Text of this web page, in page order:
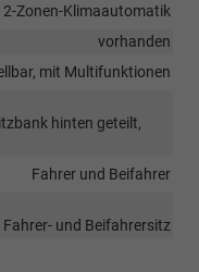
2-Zonen-Klimaautomatik
vorhanden
mit Multifunktionen
hinten geteilt,
Fahrer und Beifahrer
und Beifahrersitz